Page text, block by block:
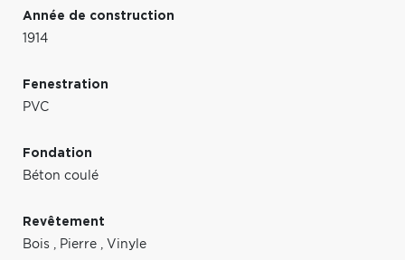
Année de construction
1914
Fenestration
PVC
Fondation
Béton coulé
Revêtement
Bois , Pierre , Vinyle